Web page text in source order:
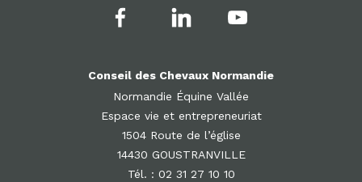
Conseil des Chevaux Normandie
Normandie Équine Vallée
Espace vie et entrepreneuriat
1504 Route de l’église
14430 GOUSTRANVILLE
Tél. : 02 31 27 10 10